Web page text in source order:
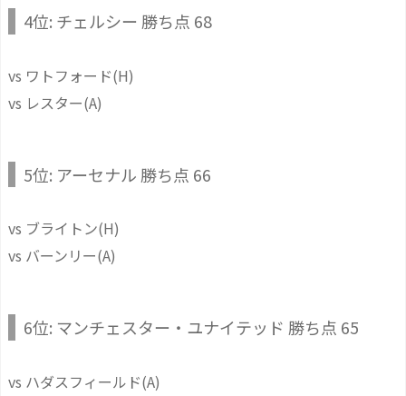
4位: チェルシー 勝ち点 68
vs ワトフォード(H)
vs レスター(A)
5位: アーセナル 勝ち点 66
vs ブライトン(H)
vs バーンリー(A)
6位: マンチェスター・ユナイテッド 勝ち点 65
vs ハダスフィールド(A)